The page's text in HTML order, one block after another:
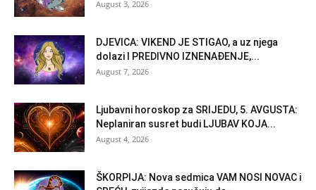
August 3, 2026
DJEVICA: VIKEND JE STIGAO, a uz njega
dolazi I PREDIVNO IZNENAĐENJE,...
August 7, 2026
Ljubavni horoskop za SRIJEDU, 5. AVGUSTA:
Neplaniran susret budi LJUBAV KOJA...
August 4, 2026
ŠKORPIJA: Nova sedmica VAM NOSI NOVAC i